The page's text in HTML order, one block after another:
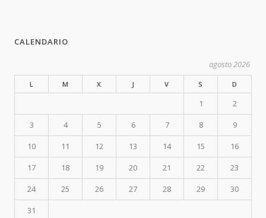
CALENDARIO
agosto 2026
L M X J V S D
1
2
3
4 5 6 7 8
9
10
11 12 13 14 15
16
17
18 19 20 21 22
23
24
25 26 27 28 29
30
31